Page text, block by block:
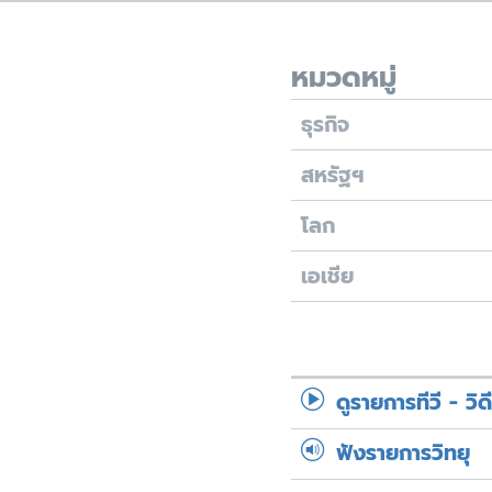
หมวดหมู่
ธุรกิจ
สหรัฐฯ
โลก
เอเชีย
ดูรายการทีวี - วิ
ฟังรายการวิทยุ